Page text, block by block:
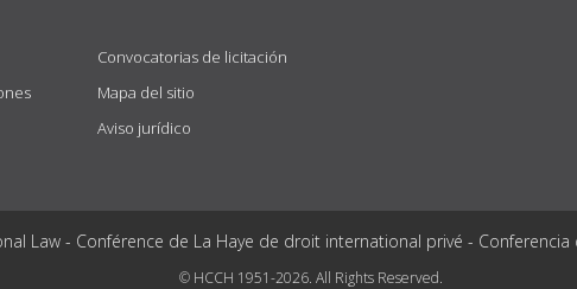
Convocatorias de licitación
Mapa del sitio
Aviso jurídico
Law - Conférence de La Haye de droit international privé -
© HCCH 1951-2026. All Rights Reserved.